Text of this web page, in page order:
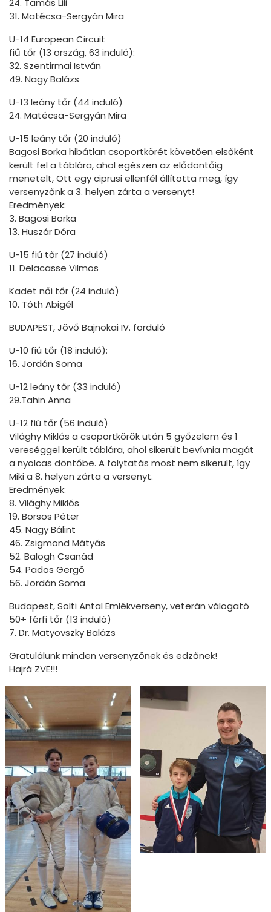
24. Tamás Lili
31. Matécsa-Sergyán Mira
U-14 European Circuit
fiű tőr (13 ország, 63 induló):
32. Szentirmai István
49. Nagy Balázs
U-13 leány tőr (44 induló)
24. Matécsa-Sergyán Mira
U-15 leány tőr (20 induló)
Bagosi Borka hibátlan csoportkörét követően elsőként
került fel a táblára, ahol egészen az elődöntőig
menetelt, Ott egy ciprusi ellenfél állította meg, így
versenyzőnk a 3. helyen zárta a versenyt!
Eredmények:
3. Bagosi Borka
13. Huszár Dóra
U-15 fiú tőr (27 induló)
11. Delacasse Vilmos
Kadet női tőr (24 induló)
10. Tóth Abigél
BUDAPEST, Jövő Bajnokai IV. forduló
U-10 fiú tőr (18 induló):
16. Jordán Soma
U-12 leány tőr (33 induló)
29.Tahin Anna
U-12 fiú tőr (56 induló)
Világhy Miklós a csoportkörök után 5 győzelem és 1
vereséggel került táblára, ahol sikerült bevívnia magát
a nyolcas döntőbe. A folytatás most nem sikerült, így
Miki a 8. helyen zárta a versenyt.
Eredmények:
8. Világhy Miklós
19. Borsos Péter
45. Nagy Bálint
46. Zsigmond Mátyás
52. Balogh Csanád
54. Pados Gergő
56. Jordán Soma
Budapest, Solti Antal Emlékverseny, veterán válogató
50+ férfi tőr (13 induló)
7. Dr. Matyovszky Balázs
Gratulálunk minden versenyzőnek és edzőnek!
Hajrá ZVE!!!